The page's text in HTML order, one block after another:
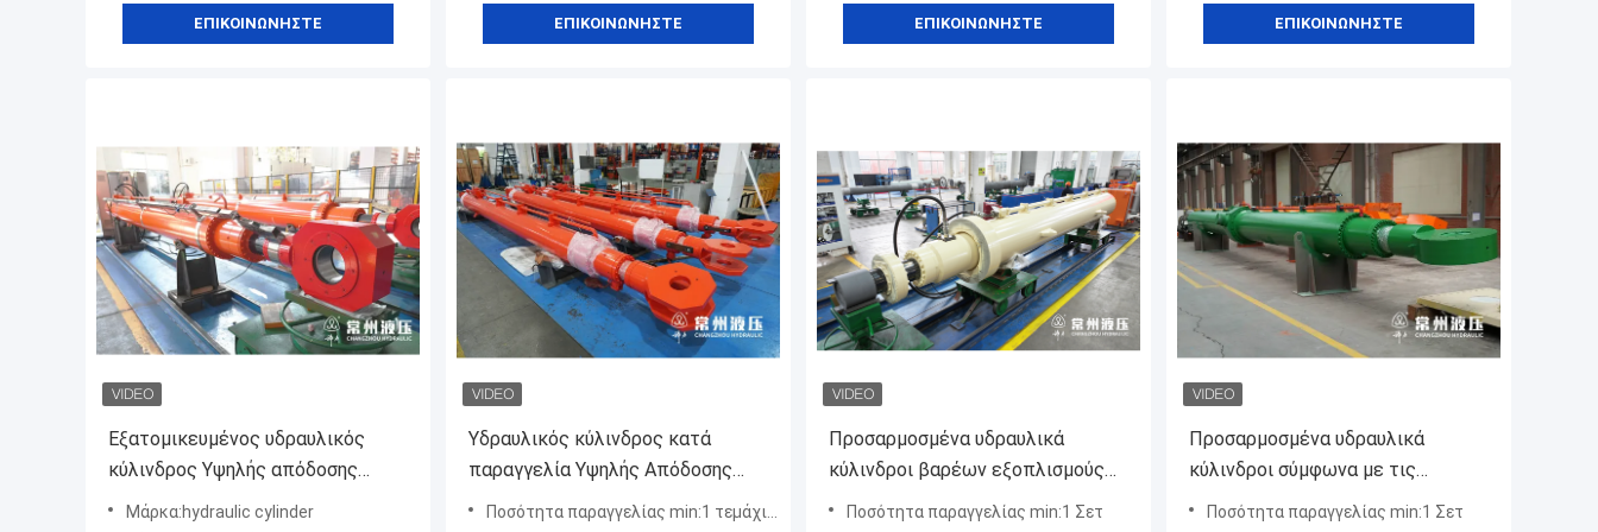
ΕΠΙΚΟΙΝΩΝΉΣΤΕ ΕΠΙΚΟΙΝΩΝΉΣΤΕ ΕΠΙΚΟΙΝΩΝΉΣΤΕ ΕΠΙΚΟΙΝΩΝΉΣΤΕ
Εξατομικευμένος υδραυλικός
κύλινδρος Υψηλής απόδοσης
Ανυψωτικός κύλινδρος
Μάρκα:hydraulic cylinder
Υδραυλικός κύλινδρος κατά
παραγγελία Υψηλής Απόδοσης
Ανυψωτικός Κύλινδρος
Ποσότητα παραγγελίας min:1 τεμάχιο / Τεμάχια
Προσαρμοσμένα υδραυλικά
κύλινδροι βαρέων εξοπλισμούς
σύμφωνα με τις απαιτήσεις σας,
Ποσότητα παραγγελίας min:1 Σετ
Προσαρμοσμένα υδραυλικά
κύλινδροι σύμφωνα με τις
απαιτήσεις σας, η ράβδος του
Ποσότητα παραγγελίας min:1 Σετ